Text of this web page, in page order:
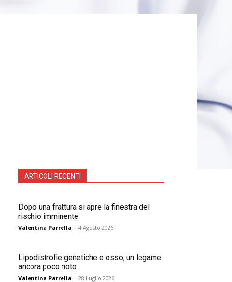
ARTICOLI RECENTI
Dopo una frattura si apre la finestra del
rischio imminente
Valentina Parrella - 4 Agosto 2026
Lipodistrofie genetiche e osso, un legame
ancora poco noto
Valentina Parrella - 28 Luglio 2026